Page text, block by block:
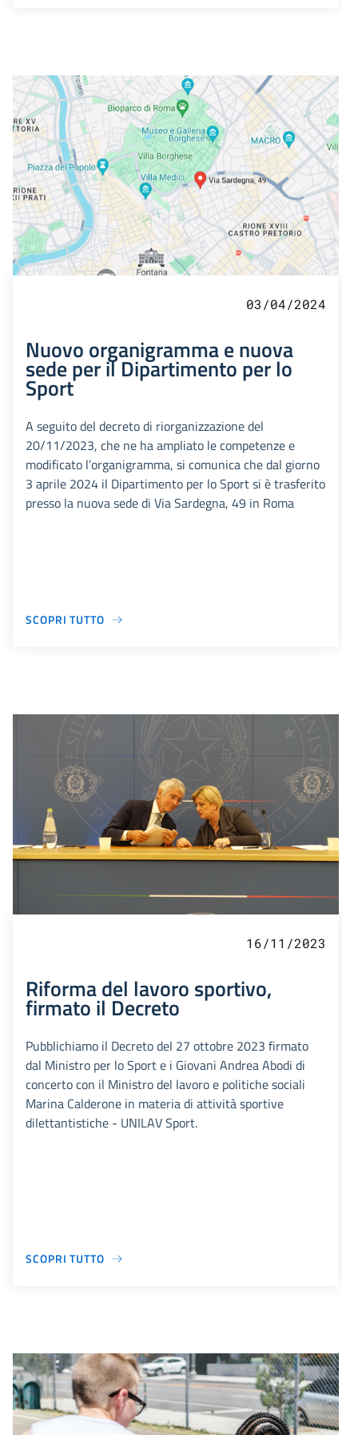
03/04/2024
Nuovo organigramma e nuova
sede per il Dipartimento per lo
Sport
A seguito del decreto di riorganizzazione del
20/11/2023, che ne ha ampliato le competenze e
modificato l’organigramma, si comunica che dal giorno
3 aprile 2024 il Dipartimento per lo Sport si è trasferito
presso la nuova sede di Via Sardegna, 49 in Roma
SCOPRI TUTTO
16/11/2023
Riforma del lavoro sportivo,
firmato il Decreto
Pubblichiamo il Decreto del 27 ottobre 2023 firmato
dal Ministro per lo Sport e i Giovani Andrea Abodi di
concerto con il Ministro del lavoro e politiche sociali
Marina Calderone in materia di attività sportive
dilettantistiche - UNILAV Sport.
SCOPRI TUTTO